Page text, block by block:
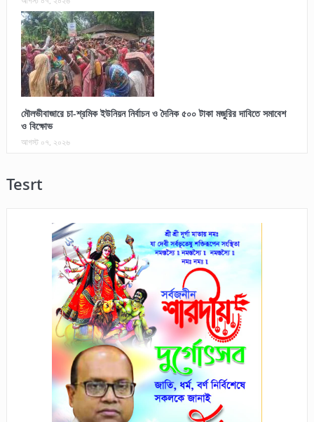
মৌলভীবাজারে চা-শ্রমিক ইউনিয়ন নির্বাচন ও দৈনিক ৫০০ টাকা মজুরির দাবিতে সমাবেশ
ও বিক্ষোভ
আগস্ট ০৭, ২০২৬
Tesrt